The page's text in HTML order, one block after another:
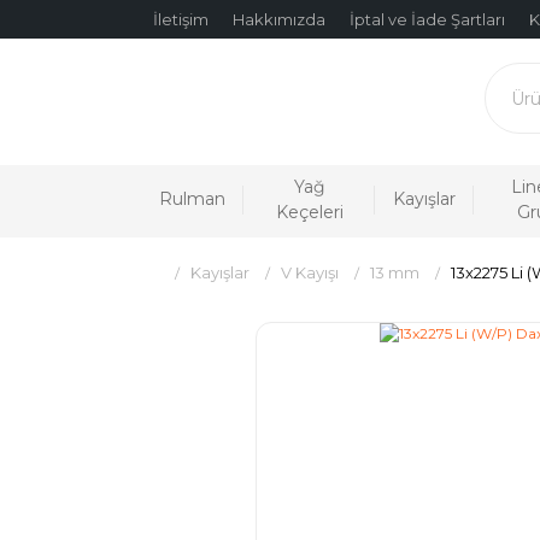
İletişim Hakkımızda İptal ve İade Şartları
Rulman
Yağ
Keçeleri
Kayışlar
Kayışlar V Kayışı 13 mm 13x2275 Li